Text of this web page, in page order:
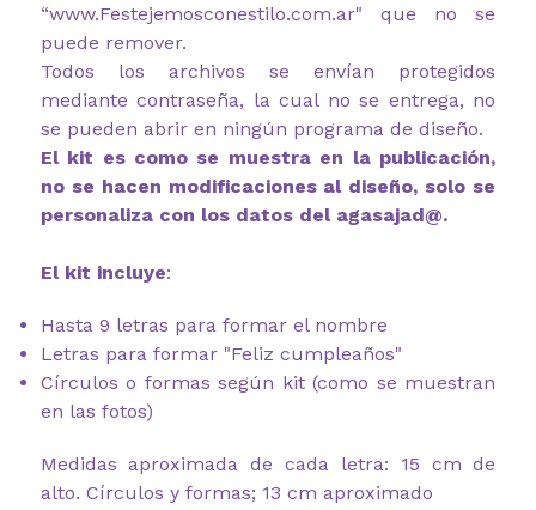
“www.Festejemosconestilo.com.ar" que no se
puede remover.
Todos los archivos se envían protegidos
mediante contraseña, la cual no se entrega, no
se pueden abrir en ningún programa de diseño.
El kit es como se muestra en la publicación,
no se hacen modificaciones al diseño, solo se
personaliza con los datos del agasajad@.
El kit incluye:
Hasta 9 letras para formar el nombre
Letras para formar "Feliz cumpleaños"
Círculos o formas según kit (como se muestran
en las fotos)
Medidas aproximada de cada letra: 15 cm de
alto. Círculos y formas; 13 cm aproximado